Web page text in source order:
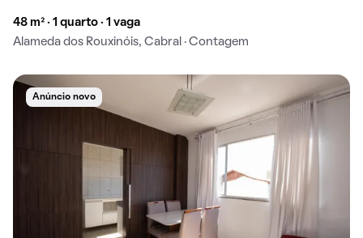
48 m² · 1 quarto · 1 vaga
Alameda dos Rouxinóis, Cabral · Contagem
Anúncio novo